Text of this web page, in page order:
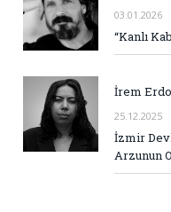
03.01.2026
“Kanlı
İrem
25.12.2025
İzmir
Arzunun